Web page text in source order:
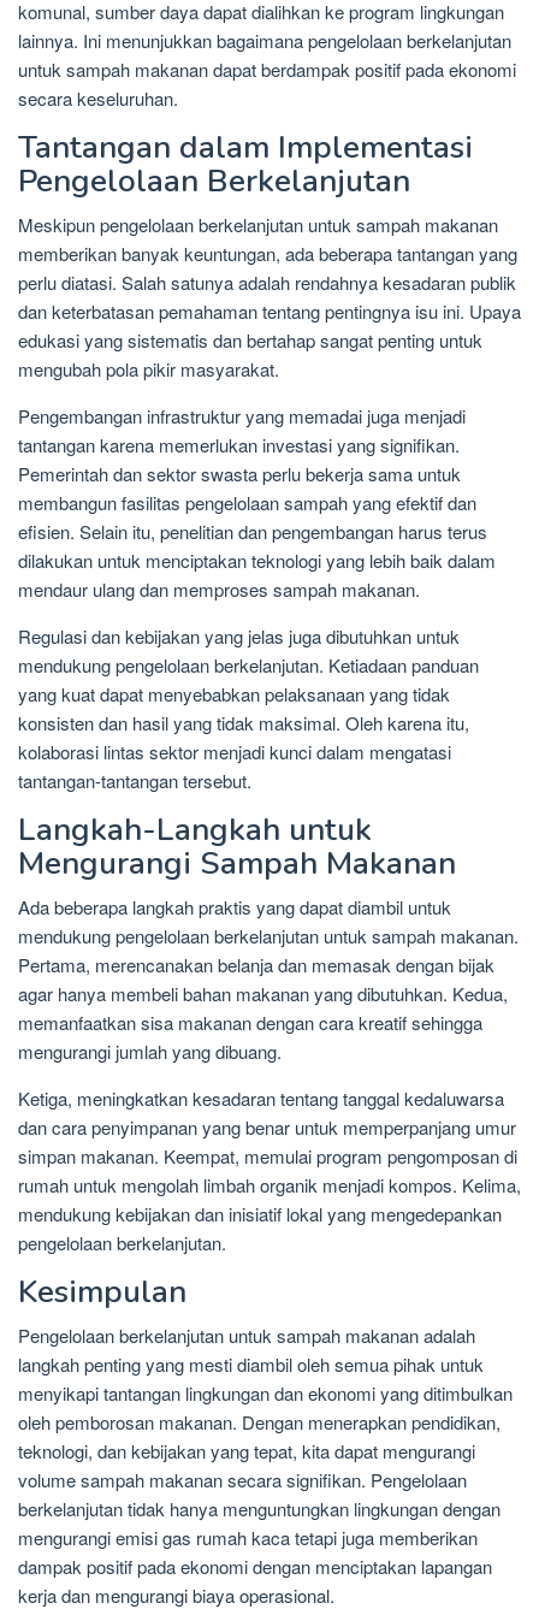
komunal, sumber daya dapat dialihkan ke program lingkungan
lainnya. Ini menunjukkan bagaimana pengelolaan berkelanjutan
untuk sampah makanan dapat berdampak positif pada ekonomi
secara keseluruhan.
Tantangan dalam Implementasi
Pengelolaan Berkelanjutan
Meskipun pengelolaan berkelanjutan untuk sampah makanan
memberikan banyak keuntungan, ada beberapa tantangan yang
perlu diatasi. Salah satunya adalah rendahnya kesadaran publik
dan keterbatasan pemahaman tentang pentingnya isu ini. Upaya
edukasi yang sistematis dan bertahap sangat penting untuk
mengubah pola pikir masyarakat.
Pengembangan infrastruktur yang memadai juga menjadi
tantangan karena memerlukan investasi yang signifikan.
Pemerintah dan sektor swasta perlu bekerja sama untuk
membangun fasilitas pengelolaan sampah yang efektif dan
efisien. Selain itu, penelitian dan pengembangan harus terus
dilakukan untuk menciptakan teknologi yang lebih baik dalam
mendaur ulang dan memproses sampah makanan.
Regulasi dan kebijakan yang jelas juga dibutuhkan untuk
mendukung pengelolaan berkelanjutan. Ketiadaan panduan
yang kuat dapat menyebabkan pelaksanaan yang tidak
konsisten dan hasil yang tidak maksimal. Oleh karena itu,
kolaborasi lintas sektor menjadi kunci dalam mengatasi
tantangan-tantangan tersebut.
Langkah-Langkah untuk
Mengurangi Sampah Makanan
Ada beberapa langkah praktis yang dapat diambil untuk
mendukung pengelolaan berkelanjutan untuk sampah makanan.
Pertama, merencanakan belanja dan memasak dengan bijak
agar hanya membeli bahan makanan yang dibutuhkan. Kedua,
memanfaatkan sisa makanan dengan cara kreatif sehingga
mengurangi jumlah yang dibuang.
Ketiga, meningkatkan kesadaran tentang tanggal kedaluwarsa
dan cara penyimpanan yang benar untuk memperpanjang umur
simpan makanan. Keempat, memulai program pengomposan di
rumah untuk mengolah limbah organik menjadi kompos. Kelima,
mendukung kebijakan dan inisiatif lokal yang mengedepankan
pengelolaan berkelanjutan.
Kesimpulan
Pengelolaan berkelanjutan untuk sampah makanan adalah
langkah penting yang mesti diambil oleh semua pihak untuk
menyikapi tantangan lingkungan dan ekonomi yang ditimbulkan
oleh pemborosan makanan. Dengan menerapkan pendidikan,
teknologi, dan kebijakan yang tepat, kita dapat mengurangi
volume sampah makanan secara signifikan. Pengelolaan
berkelanjutan tidak hanya menguntungkan lingkungan dengan
mengurangi emisi gas rumah kaca tetapi juga memberikan
dampak positif pada ekonomi dengan menciptakan lapangan
kerja dan mengurangi biaya operasional.